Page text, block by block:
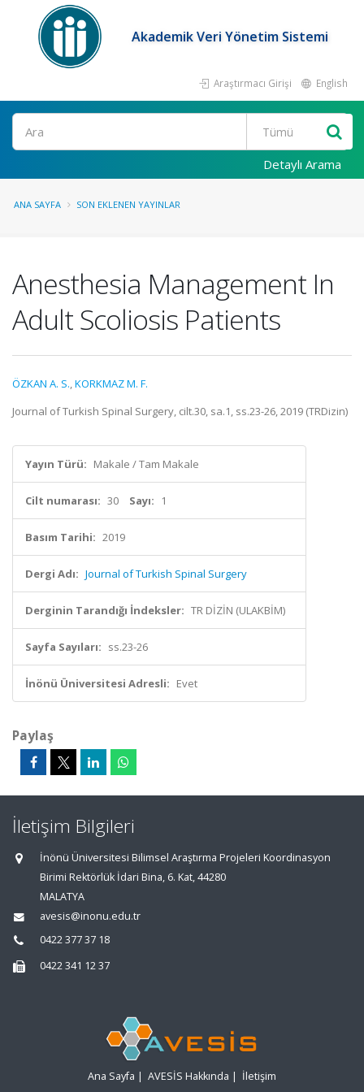
Akademik Veri Yönetim Sistemi
Araştırmacı Girişi English
Ara
Detaylı Arama
ANA SAYFA SON EKLENEN YAYINLAR
Anesthesia Management In
Adult Scoliosis Patients
ÖZKAN A. S.,KORKMAZ M. F.
Journal of Turkish Spinal Surgery, cilt.30, sa.1, ss.23-26, 2019 (TRDizin)
Yayın Türü: Makale / Tam Makale
Cilt numarası: 30 Sayı: 1
Basım Tarihi: 2019
Dergi Adı: Journal of Turkish Spinal Surgery
Derginin Tarandığı İndeksler: TR DİZİN (ULAKBİM)
Sayfa Sayıları: ss.23-26
İnönü Üniversitesi Adresli: Evet
Paylaş
İletişim Bilgileri
İnönü Üniversitesi Bilimsel Araştırma Projeleri Koordinasyon
Birimi Rektörlük İdari Bina, 6. Kat, 44280
MALATYA
avesis@inonu.edu.tr
0422 377 37 18
0422 341 12 37
Ana Sayfa | AVESİS Hakkında | İletişim